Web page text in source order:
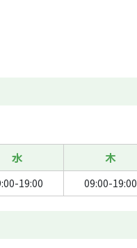
水 木
19:00 09:00-19:00